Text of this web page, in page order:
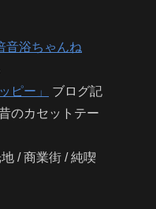
浴ちゃんね
ピー」
ブログ記
カセットテー
/ 商業街 / 純喫